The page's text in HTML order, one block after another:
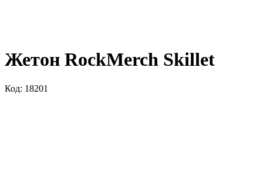
Жетон RockMerch Skillet
Код: 18201